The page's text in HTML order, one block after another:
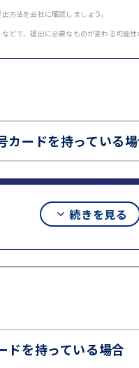
方法を会社に確認しましょう。
どで、提出に必要なものが変わる可能性
カードを持っている
続きを見る
ドを持っている場合